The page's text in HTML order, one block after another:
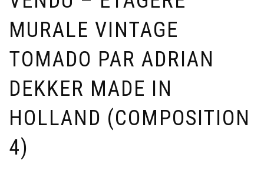
MURALE VINTAGE
TOMADO PAR ADRIAN
DEKKER MADE IN
HOLLAND (COMPOSITION
4)